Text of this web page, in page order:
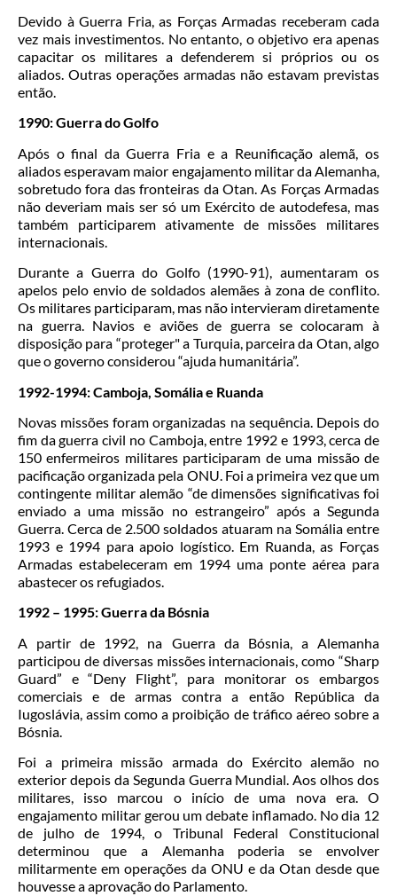
Devido à Guerra Fria, as Forças Armadas receberam cada
vez mais investimentos. No entanto, o objetivo era apenas
capacitar os militares a defenderem si próprios ou os
aliados. Outras operações armadas não estavam previstas
então.
1990: Guerra do Golfo
Após o final da Guerra Fria e a Reunificação alemã, os
aliados esperavam maior engajamento militar da Alemanha,
sobretudo fora das fronteiras da Otan. As Forças Armadas
não deveriam mais ser só um Exército de autodefesa, mas
também participarem ativamente de missões militares
internacionais.
Durante a Guerra do Golfo (1990-91), aumentaram os
apelos pelo envio de soldados alemães à zona de conflito.
Os militares participaram, mas não intervieram diretamente
na guerra. Navios e aviões de guerra se colocaram à
disposição para “proteger" a Turquia, parceira da Otan, algo
que o governo considerou “ajuda humanitária”.
1992-1994: Camboja, Somália e Ruanda
Novas missões foram organizadas na sequência. Depois do
fim da guerra civil no Camboja, entre 1992 e 1993, cerca de
150 enfermeiros militares participaram de uma missão de
pacificação organizada pela ONU. Foi a primeira vez que um
contingente militar alemão “de dimensões significativas foi
enviado a uma missão no estrangeiro” após a Segunda
Guerra. Cerca de 2.500 soldados atuaram na Somália entre
1993 e 1994 para apoio logístico. Em Ruanda, as Forças
Armadas estabeleceram em 1994 uma ponte aérea para
abastecer os refugiados.
1992 – 1995: Guerra da Bósnia
A partir de 1992, na Guerra da Bósnia, a Alemanha
participou de diversas missões internacionais, como “Sharp
Guard” e “Deny Flight”, para monitorar os embargos
comerciais e de armas contra a então República da
Iugoslávia, assim como a proibição de tráfico aéreo sobre a
Bósnia.
Foi a primeira missão armada do Exército alemão no
exterior depois da Segunda Guerra Mundial. Aos olhos dos
militares, isso marcou o início de uma nova era. O
engajamento militar gerou um debate inflamado. No dia 12
de julho de 1994, o Tribunal Federal Constitucional
determinou que a Alemanha poderia se envolver
militarmente em operações da ONU e da Otan desde que
houvesse a aprovação do Parlamento.